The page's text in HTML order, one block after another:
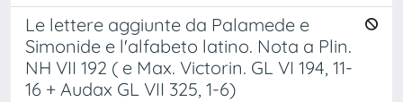
Le lettere aggiunte da Palamede e
Simonide e l'alfabeto latino. Nota a Plin.
NH VII 192 ( e Max. Victorin. GL VI 194, 11-
16 + Audax GL VII 325, 1-6)